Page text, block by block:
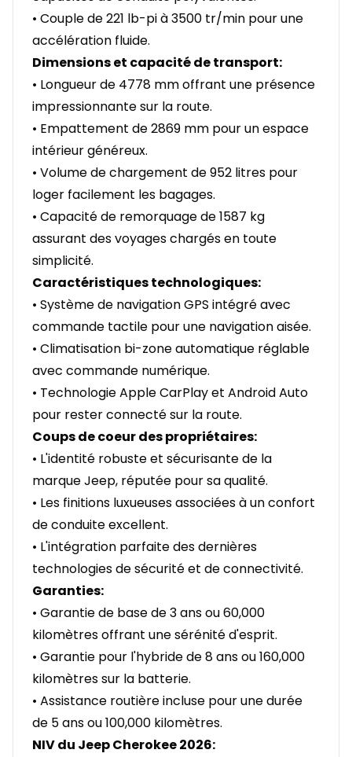
• Couple de 221 lb-pi à 3500 tr/min pour une
accélération fluide.
Dimensions et capacité de transport:
• Longueur de 4778 mm offrant une présence
impressionnante sur la route.
• Empattement de 2869 mm pour un espace
intérieur généreux.
• Volume de chargement de 952 litres pour
loger facilement les bagages.
• Capacité de remorquage de 1587 kg
assurant des voyages chargés en toute
simplicité.
Caractéristiques technologiques:
• Système de navigation GPS intégré avec
commande tactile pour une navigation aisée.
• Climatisation bi-zone automatique réglable
avec commande numérique.
• Technologie Apple CarPlay et Android Auto
pour rester connecté sur la route.
Coups de coeur des propriétaires:
• L'identité robuste et sécurisante de la
marque Jeep, réputée pour sa qualité.
• Les finitions luxueuses associées à un confort
de conduite excellent.
• L'intégration parfaite des dernières
technologies de sécurité et de connectivité.
Garanties:
• Garantie de base de 3 ans ou 60,000
kilomètres offrant une sérénité d'esprit.
• Garantie pour l'hybride de 8 ans ou 160,000
kilomètres sur la batterie.
• Assistance routière incluse pour une durée
de 5 ans ou 100,000 kilomètres.
NIV du Jeep Cherokee 2026: